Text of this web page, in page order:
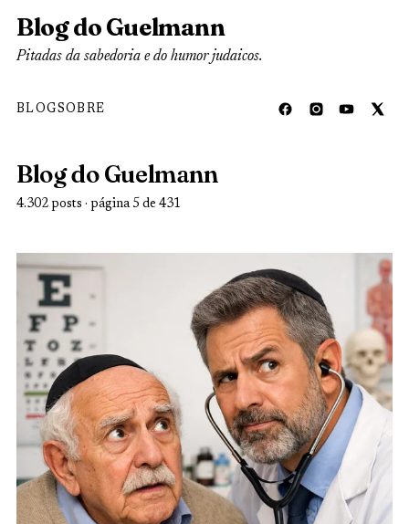
Blog do Guelmann
Pitadas da sabedoria e do humor judaicos.
BLOGSOBRE
Blog do Guelmann
4.302 posts · página 5 de 431